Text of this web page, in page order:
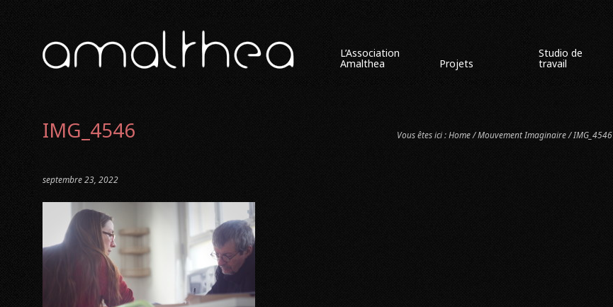
L’Association
Amalthea Projets
Studio de
travail
IMG_4546 Vous êtes ici :Home/Mouvement Imaginaire/ IMG_4546
septembre 23, 2022